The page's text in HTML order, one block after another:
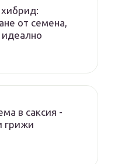
от семена,
идеално
в саксия -
грижи